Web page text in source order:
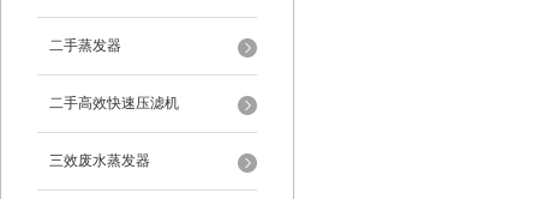
二手蒸发器
二手高效快速压滤机
三效废水蒸发器